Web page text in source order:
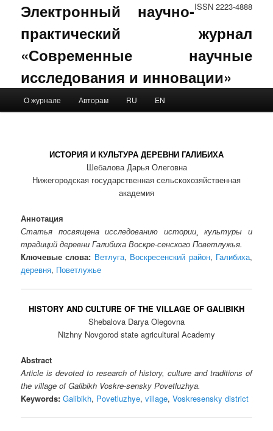
ISSN 2223-4888
Электронный научно-
практический журнал
«Современные научные
исследования и инновации»
Skip to primary content
Skip to secondary content
О журнале Авторам RU EN
ИСТОРИЯ И КУЛЬТУРА ДЕРЕВНИ ГАЛИБИХА
Шебалова Дарья Олеговна
Нижегородская государственная сельскохозяйственная
академия
Аннотация
Статья посвящена исследованию истории¸ культуры и
традиций деревни Галибиха Воскре-сенского Поветлужья.
Ключевые слова: Ветлуга, Воскресенский район, Галибиха,
деревня, Поветлужье
HISTORY AND CULTURE OF THE VILLAGE OF GALIBIKH
Shebalova Darya Olegovna
Nizhny Novgorod state agricultural Academy
Abstract
Article is devoted to research of history, culture and traditions of
the village of Galibikh Voskre-sensky Povetluzhya.
Keywords: Galibikh, Povetluzhye,village,Voskresensky district